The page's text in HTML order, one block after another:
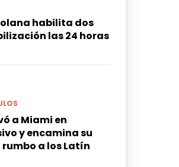
habilita dos
las 24 horas
a Miami en
y encamina su
a los Latín